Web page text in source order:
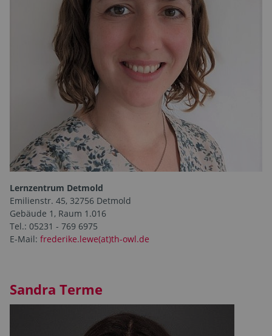
Lernzentrum Detmold
Emilienstr. 45, 32756 Detmold
Gebäude 1, Raum 1.016
Tel.: 05231 - 769 6975
E-Mail: frederike.lewe(at)th-owl.de
Sandra Terme